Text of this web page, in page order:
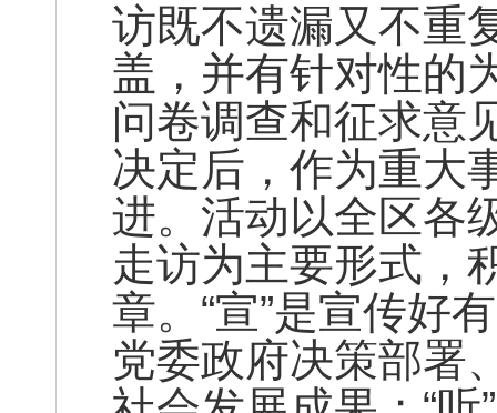
访既不遗漏又不重
盖，并有针对性的
问卷调查和征求意
决定后，作为重大
进。活动以全区各
走访为主要形式，
章。“宣”是宣传好
党委政府决策部署